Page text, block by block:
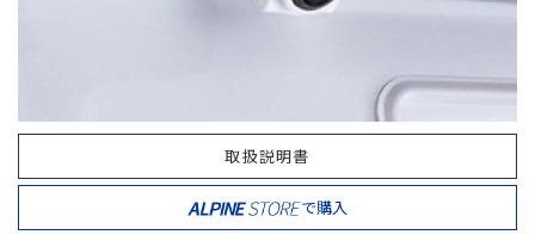
取扱説明書
で購入